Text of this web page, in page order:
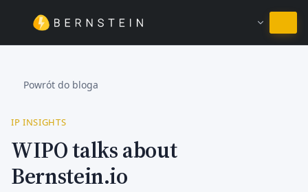
Pozostań w języku Polski
Powrót do bloga
IP INSIGHTS
WIPO talks about
Bernstein.io